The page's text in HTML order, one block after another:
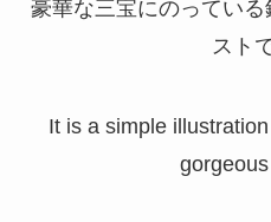
豪華な三宝にのってい
スト
It is a simple